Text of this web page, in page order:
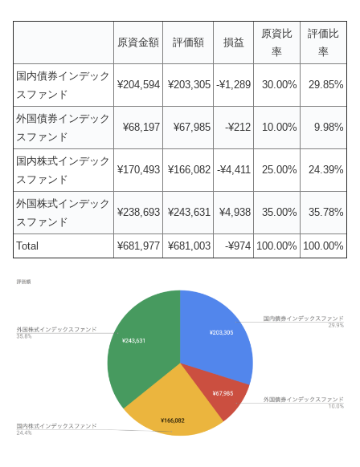
原資金額 評価額 損益
原資比
率
評価比
率
国内債券インデック
スファンド
¥204,594 ¥203,305 -¥1,289 30.00% 29.85%
外国債券インデック
スファンド
¥68,197 ¥67,985 -¥212 10.00% 9.98%
国内株式インデック
スファンド
¥170,493 ¥166,082 -¥4,411 25.00% 24.39%
外国株式インデック
スファンド
¥238,693 ¥243,631 ¥4,938 35.00% 35.78%
Total ¥681,977 ¥681,003 -¥974 100.00% 100.00%